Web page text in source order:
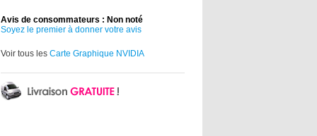
Avis de consommateurs : Non noté
Soyez le premier à donner votre avis
Voir tous les Carte Graphique NVIDIA